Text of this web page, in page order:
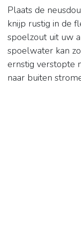
Plaats de
knijp rustig in de
spoelzout uit uw
spoelwater kan
ernstig verstopte
naar buiten